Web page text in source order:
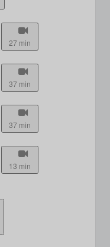
27 min
37 min
37 min
13 min